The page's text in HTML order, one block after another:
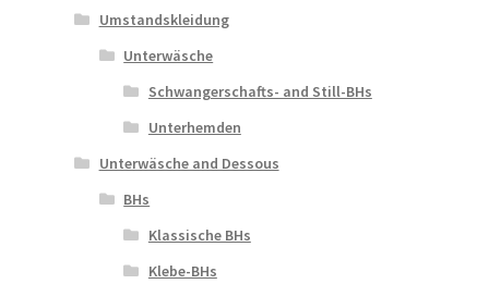
Umstandskleidung
Unterwäsche
Schwangerschafts- and Still-BHs
Unterhemden
Unterwäsche and Dessous
BHs
Klassische BHs
Klebe-BHs